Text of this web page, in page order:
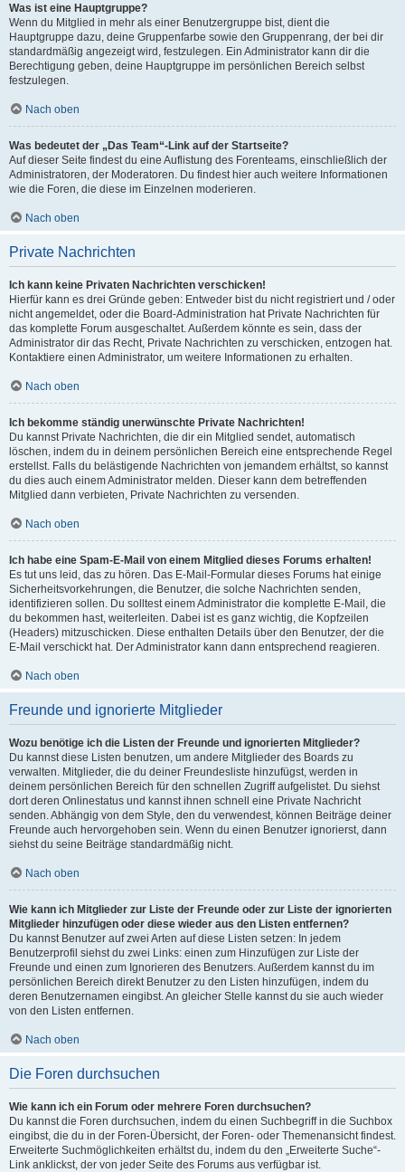
Was ist eine Hauptgruppe?
Wenn du Mitglied in mehr als einer Benutzergruppe bist, dient die
Hauptgruppe dazu, deine Gruppenfarbe sowie den Gruppenrang, der bei dir
standardmäßig angezeigt wird, festzulegen. Ein Administrator kann dir die
Berechtigung geben, deine Hauptgruppe im persönlichen Bereich selbst
festzulegen.
Nach oben
Was bedeutet der „Das Team“-Link auf der Startseite?
Auf dieser Seite findest du eine Auflistung des Forenteams, einschließlich der
Administratoren, der Moderatoren. Du findest hier auch weitere Informationen
wie die Foren, die diese im Einzelnen moderieren.
Nach oben
Private Nachrichten
Ich kann keine Privaten Nachrichten verschicken!
Hierfür kann es drei Gründe geben: Entweder bist du nicht registriert und / oder
nicht angemeldet, oder die Board-Administration hat Private Nachrichten für
das komplette Forum ausgeschaltet. Außerdem könnte es sein, dass der
Administrator dir das Recht, Private Nachrichten zu verschicken, entzogen hat.
Kontaktiere einen Administrator, um weitere Informationen zu erhalten.
Nach oben
Ich bekomme ständig unerwünschte Private Nachrichten!
Du kannst Private Nachrichten, die dir ein Mitglied sendet, automatisch
löschen, indem du in deinem persönlichen Bereich eine entsprechende Regel
erstellst. Falls du belästigende Nachrichten von jemandem erhältst, so kannst
du dies auch einem Administrator melden. Dieser kann dem betreffenden
Mitglied dann verbieten, Private Nachrichten zu versenden.
Nach oben
Ich habe eine Spam-E-Mail von einem Mitglied dieses Forums erhalten!
Es tut uns leid, das zu hören. Das E-Mail-Formular dieses Forums hat einige
Sicherheitsvorkehrungen, die Benutzer, die solche Nachrichten senden,
identifizieren sollen. Du solltest einem Administrator die komplette E-Mail, die
du bekommen hast, weiterleiten. Dabei ist es ganz wichtig, die Kopfzeilen
(Headers) mitzuschicken. Diese enthalten Details über den Benutzer, der die
E-Mail verschickt hat. Der Administrator kann dann entsprechend reagieren.
Nach oben
Freunde und ignorierte Mitglieder
Wozu benötige ich die Listen der Freunde und ignorierten Mitglieder?
Du kannst diese Listen benutzen, um andere Mitglieder des Boards zu
verwalten. Mitglieder, die du deiner Freundesliste hinzufügst, werden in
deinem persönlichen Bereich für den schnellen Zugriff aufgelistet. Du siehst
dort deren Onlinestatus und kannst ihnen schnell eine Private Nachricht
senden. Abhängig von dem Style, den du verwendest, können Beiträge deiner
Freunde auch hervorgehoben sein. Wenn du einen Benutzer ignorierst, dann
siehst du seine Beiträge standardmäßig nicht.
Nach oben
Wie kann ich Mitglieder zur Liste der Freunde oder zur Liste der ignorierten
Mitglieder hinzufügen oder diese wieder aus den Listen entfernen?
Du kannst Benutzer auf zwei Arten auf diese Listen setzen: In jedem
Benutzerprofil siehst du zwei Links: einen zum Hinzufügen zur Liste der
Freunde und einen zum Ignorieren des Benutzers. Außerdem kannst du im
persönlichen Bereich direkt Benutzer zu den Listen hinzufügen, indem du
deren Benutzernamen eingibst. An gleicher Stelle kannst du sie auch wieder
von den Listen entfernen.
Nach oben
Die Foren durchsuchen
Wie kann ich ein Forum oder mehrere Foren durchsuchen?
Du kannst die Foren durchsuchen, indem du einen Suchbegriff in die Suchbox
eingibst, die du in der Foren-Übersicht, der Foren- oder Themenansicht findest.
Erweiterte Suchmöglichkeiten erhältst du, indem du den „Erweiterte Suche“-
Link anklickst, der von jeder Seite des Forums aus verfügbar ist.